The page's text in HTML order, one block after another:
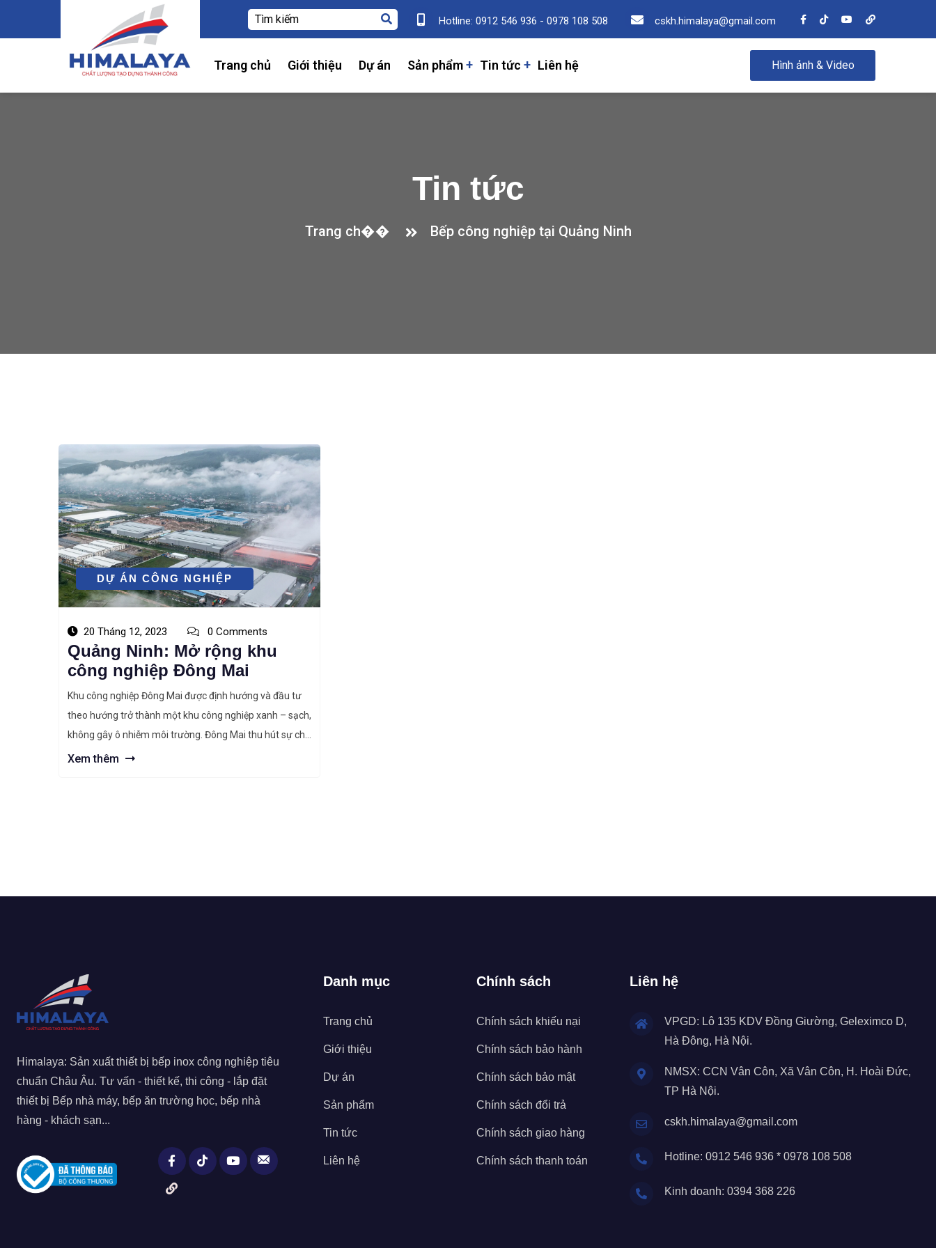
Hotline: 0912 546 936 - 0978 108 508 cskh.himalaya@gmail.com
Trang chủ Giới thiệu Dự án Sản phẩm Tin tức Liên hệ Hình ảnh & Video
Tin tức
Trang ch�� Bếp công nghiệp tại Quảng Ninh
DỰ ÁN CÔNG NGHIỆP
20 Tháng 12, 2023 0 Comments
Quảng Ninh: Mở rộng khu
công nghiệp Đông Mai
Khu công nghiệp Đông Mai được định hướng và đầu tư
theo hướng trở thành một khu công nghiệp xanh – sạch,
không gây ô nhiễm môi trường. Đông Mai thu hút sự chú
ý lớn của nhiều nhà đầu tư nước ngoài. Tiêu biểu nhất
Xem thêm
Himalaya: Sản xuất thiết bị bếp inox công nghiệp tiêu
chuẩn Châu Âu. Tư vấn - thiết kế, thi công - lắp đặt
thiết bị Bếp nhà máy, bếp ăn trường học, bếp nhà
hàng - khách sạn...
Danh mục
Trang chủ
Giới thiệu
Dự án
Sản phẩm
Tin tức
Liên hệ
Chính sách
Chính sách khiếu nại
Chính sách bảo hành
Chính sách bảo mật
Chính sách đổi trả
Chính sách giao hàng
Chính sách thanh toán
Liên hệ
VPGD: Lô 135 KDV Đồng Giường, Geleximco D,
Hà Đông, Hà Nội.
NMSX: CCN Vân Côn, Xã Vân Côn, H. Hoài Đức,
TP Hà Nội.
cskh.himalaya@gmail.com
Hotline: 0912 546 936 * 0978 108 508
Kinh doanh: 0394 368 226